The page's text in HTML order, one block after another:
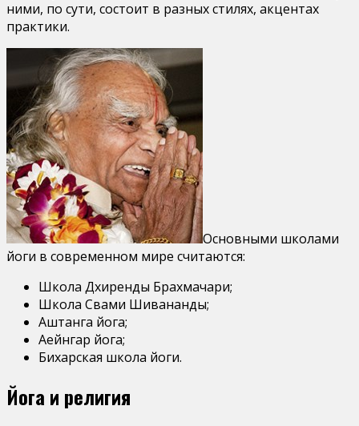
ними, по сути, состоит в разных стилях, акцентах
практики.
Основными школами
йоги в современном мире считаются:
Школа Дхиренды Брахмачари;
Школа Свами Шивананды;
Аштанга йога;
Аейнгар йога;
Бихарская школа йоги.
Йога и религия